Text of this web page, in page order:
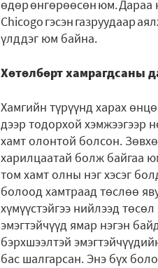
өдөр өнгөрөөсөн юм. Дараа
Chicogo гэсэн газруудаар
үлддэг юм байна.
Хөтөлбөрт хамрагдсаны
Хамгийн түрүүнд харах
дээр тодорхой хэмжээгээр
хамт олонтой болсон.
харилцаатай болж байгаа
том хамт олны нэг хэсэг
болоод хамтраад төслөө
хүмүүстэйгээ нийлээд
эмэгтэйчүүд ямар нэгэн
бэрхшээлтэй
бас шалгарсан. Энэ бүх